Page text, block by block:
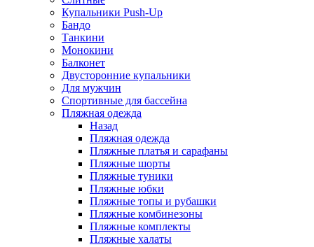
Купальники Push-Up
Бандо
Танкини
Монокини
Балконет
Двусторонние купальники
Для мужчин
Спортивные для бассейна
Пляжная одежда
Назад
Пляжная одежда
Пляжные платья и сарафаны
Пляжные шорты
Пляжные туники
Пляжные юбки
Пляжные топы и рубашки
Пляжные комбинезоны
Пляжные комплекты
Пляжные халаты